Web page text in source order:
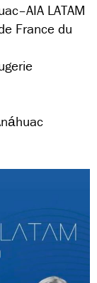
LATAM
France du